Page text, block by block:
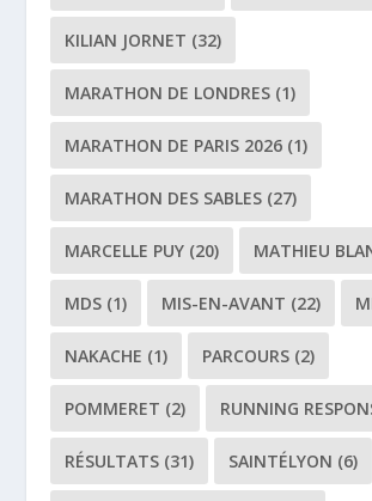
KILIAN JORNET (32)
MARATHON DE LONDRES (1)
MARATHON DE PARIS 2026 (1)
MARATHON DES SABLES (27)
MARCELLE PUY (20) MATHIEU
MDS (1) MIS-EN-AVANT (22)
NAKACHE (1) PARCOURS (2)
POMMERET (2) RUNNING
RÉSULTATS (31) SAINTÉLYON (6)